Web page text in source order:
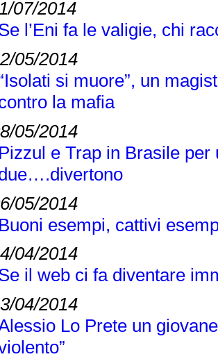
07/2014
l’Eni fa le valigie, chi
05/2014
si muore”, un
la mafia
05/2014
Pizzul e Trap in Brasile per
05/2014
Buoni esempi, cattivi
04/2014
il web ci fa diventare
04/2014
Lo Prete un